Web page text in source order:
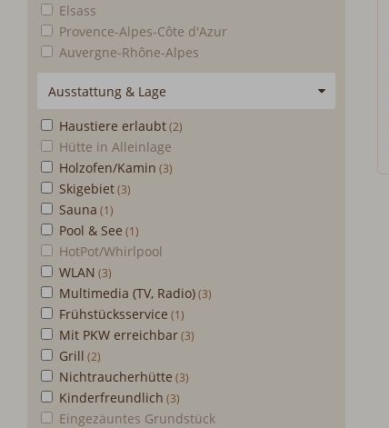
Elsass
Provence-Alpes-Côte d'Azur
Auvergne-Rhône-Alpes
Ausstattung & Lage
Haustiere erlaubt
Hütte in Alleinlage
Holzofen/Kamin
Skigebiet
Sauna
Pool & See
HotPot/Whirlpool
WLAN
Multimedia (TV, Radio)
Frühstücksservice
Mit PKW erreichbar
Grill
Nichtraucherhütte
Kinderfreundlich
Eingezäuntes Grundstück